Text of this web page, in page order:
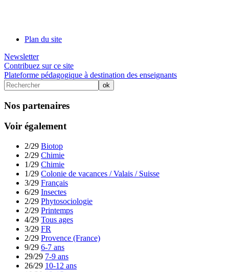
Plan du site
Newsletter
Contribuez sur ce site
Plateforme pédagogique à destination des enseignants
Nos partenaires
Voir également
2/29 Biotop
2/29 Chimie
1/29 Chimie
1/29 Colonie de vacances / Valais / Suisse
3/29 Français
6/29 Insectes
2/29 Phytosociologie
2/29 Printemps
4/29 Tous ages
3/29 FR
2/29 Provence (France)
9/29 6-7 ans
29/29 7-9 ans
26/29 10-12 ans